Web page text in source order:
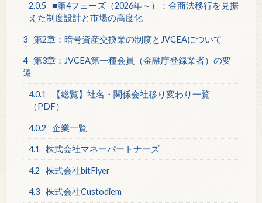
2.0.5
■第4フェーズ（2026年～）：金商法移行を見据
えた制度設計と市場の高度化
3 第2章：暗号資産交換業の制度とJVCEAについて
4 第3章：JVCEA第一種会員（金融庁登録業者）の変
遷
4.0.1
【総覧】社名・関係会社移り変わり一覧
（PDF）
4.0.2 企業一覧
4.1 株式会社マネーパートナーズ
4.2 株式会社bitFlyer
4.3 株式会社Custodiem